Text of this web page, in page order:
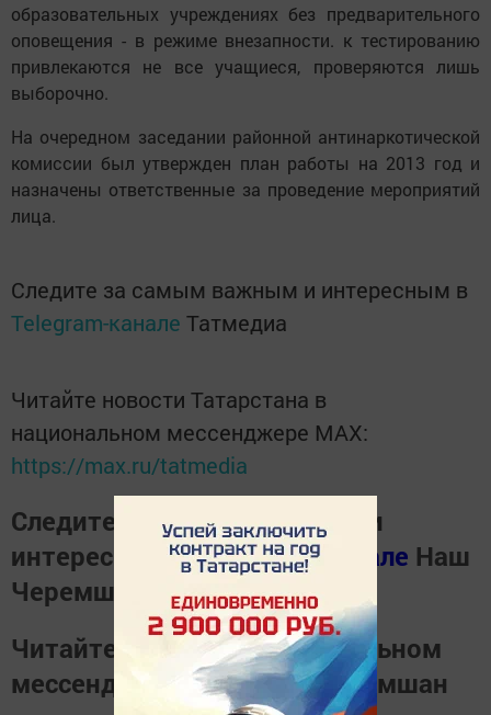
образовательных учреждениях без предварительного
оповещения - в режиме внезапности. к тестированию
привлекаются не все учащиеся, проверяются лишь
выборочно.
На очередном заседании районной антинаркотической
комиссии был утвержден план работы на 2013 год и
назначены ответственные за проведение мероприятий
лица.
Следите за самым важным и интересным в
Telegram-канале Татмедиа
Читайте новости Татарстана в
национальном мессенджере MАХ:
https://max.ru/tatmedia
Следите за самым важным и
интересным вТелеграм канале Наш
Черемшан
Читайте новости в национальном
мессенджере MАХНаш Черемшан